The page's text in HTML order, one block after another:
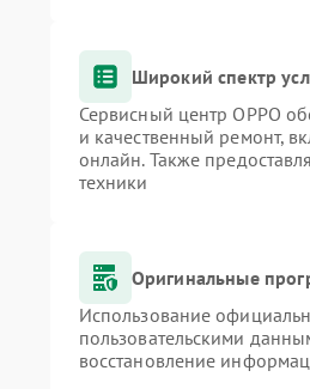
Широкий спектр
Сервисный центр OPPO
и качественный ремонт,
онлайн. Также
техники
Оригинальные
Использование
пользовательскими
восстановление